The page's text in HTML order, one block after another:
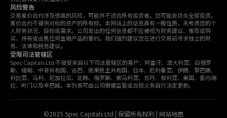
风险警告
交易差价合约涉及很高的风险，可能并不适合所有投资者。您可能会损失全部投资。
差价合约不提供对标的资产的所有权。本网站上的信息具有一般性质，未考虑您的个
人财务状况、目标或需求。公司发出的任何信息都不应被视为财务建议、推荐或购
买、持有或出售任何金融产品的要约。我们强烈建议您在进行交易前寻求独立的财
务、法律和税务建议。
受限司法管辖区
Spec Capitals Ltd 不接受来自以下司法管辖区的客户：阿富汗、澳大利亚、白俄罗
斯、缅甸、中非共和国、古巴、刚果民主共和国、日本、厄利垂亚、伊朗、黎巴嫩、
利比亚、马利、尼加拉瓜、北韩、俄罗斯、索马利亚、苏丹、叙利亚、美国、委内瑞
拉、叶门以及辛巴威。本列表可由公司根据监管或合规义务自行决定更新。
©2025 Spec Capitals Ltd | 保留所有权利 | 网站地图